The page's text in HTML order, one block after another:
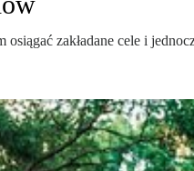
zakładane cele i